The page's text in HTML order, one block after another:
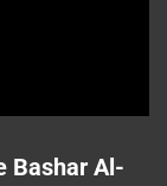
Bashar Al-